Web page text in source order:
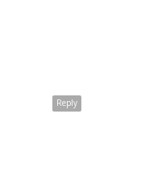
Reply